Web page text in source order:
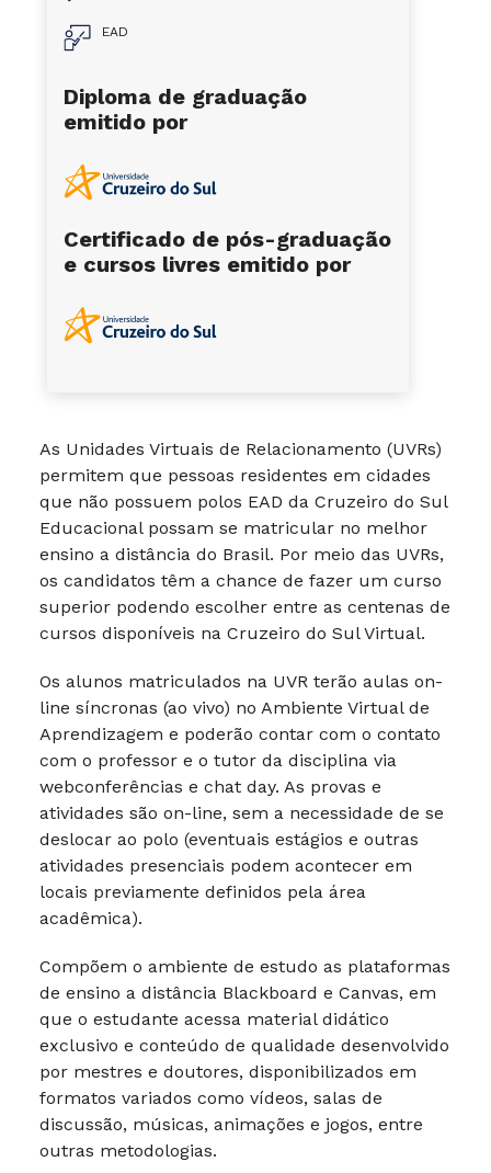
As Unidades Virtuais de Relacionamento (UVRs)
permitem que pessoas residentes em cidades
que não possuem polos EAD da Cruzeiro do Sul
Educacional possam se matricular no melhor
ensino a distância do Brasil. Por meio das UVRs,
os candidatos têm a chance de fazer um curso
superior podendo escolher entre as centenas de
cursos disponíveis na Cruzeiro do Sul Virtual.
Os alunos matriculados na UVR terão aulas on-
line síncronas (ao vivo) no Ambiente Virtual de
Aprendizagem e poderão contar com o contato
com o professor e o tutor da disciplina via
webconferências e chat day. As provas e
atividades são on-line, sem a necessidade de se
deslocar ao polo (eventuais estágios e outras
atividades presenciais podem acontecer em
locais previamente definidos pela área
acadêmica).
Compõem o ambiente de estudo as plataformas
de ensino a distância Blackboard e Canvas, em
que o estudante acessa material didático
exclusivo e conteúdo de qualidade desenvolvido
por mestres e doutores, disponibilizados em
formatos variados como vídeos, salas de
discussão, músicas, animações e jogos, entre
outras metodologias.
EAD
Diploma de graduação
emitido por
Certificado de pós-graduação
e cursos livres emitido por